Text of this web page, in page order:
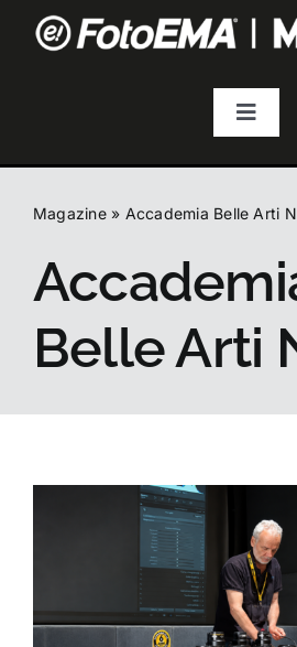
Toggle
Fotografia
La foto del mese
Guide
Magazine» Accademia Belle Arti
Belle Arti